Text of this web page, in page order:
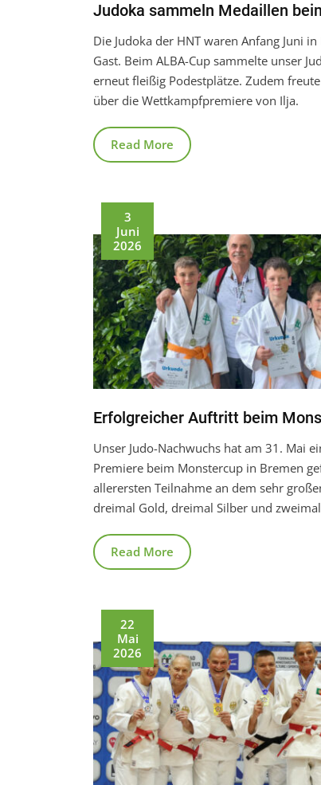
Judoka sammeln Medaillen
Die Judoka der HNT waren Anfang Juni
Gast. Beim ALBA-Cup sammelte unser
erneut fleißig Podestplätze. Zudem
über die Wettkampfpremiere von Ilja.
Read More
3
Juni
2026
Erfolgreicher Auftritt beim
Unser Judo-Nachwuchs hat am 31. Mai
Premiere beim Monstercup in Bremen
allerersten Teilnahme an dem sehr
dreimal Gold, dreimal Silber und
Read More
22
Mai
2026